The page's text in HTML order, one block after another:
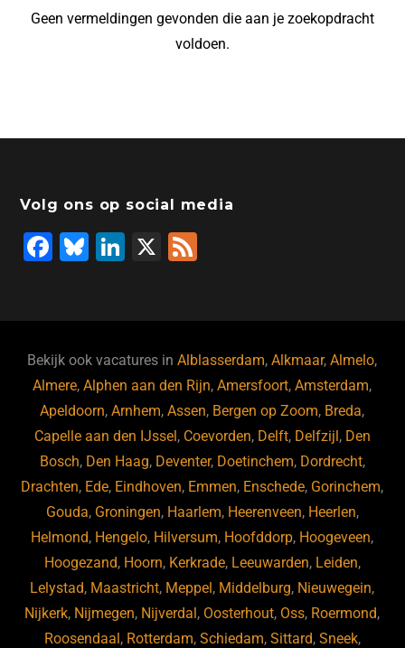
Geen vermeldingen gevonden die aan je zoekopdracht
voldoen.
Volg ons op social media
F
b
o
o
k
Bl
ky
Li
dI
n
X
Bekijk ook vacatures inAlblasserdam,Alkmaar,Almelo,
Almere,Alphen aan den Rijn,Amersfoort,Amsterdam,
Apeldoorn,Arnhem,Assen, Bergen op Zoom, Breda,
Capelle aan den IJssel , Coevorden, Delft, Delfzijl , Den
Bosch, Den Haag, Deventer, Doetinchem, Dordrecht,
Drachten, Ede, Eindhoven, Emmen, Enschede, Gorinchem,
Gouda, Groningen, Haarlem, Heerenveen, Heerlen,
Helmond, Hengelo, Hilversum, Hoofddorp, Hoogeveen,
Hoogezand, Hoorn, Kerkrade, Leeuwarden, Leiden,
Lelystad, Maastricht, Meppel , Middelburg, Nieuwegein,
Nijkerk, Nijmegen, Nijverdal , Oosterhout, Oss, Roermond,
Roosendaal , Rotterdam, Schiedam, Sittard, Sneek,